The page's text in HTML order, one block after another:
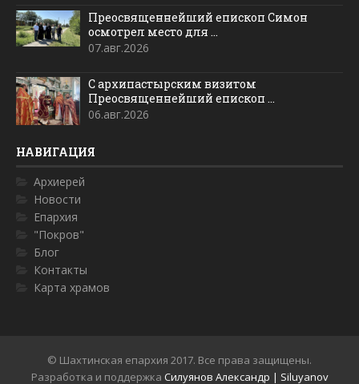
Преосвященнейший епископ Симон
осмотрел место для ...
07.авг.2026
С архипастырским визитом
Преосвященнейший епископ ...
06.авг.2026
НАВИГАЦИЯ
Архиерей
Новости
Епархия
"Покров"
Блог
Контакты
Карта храмов
© Шахтинская епархия 2017. Все права защищены.
Разработка и поддержка Силуянов Александр | Siluyanov